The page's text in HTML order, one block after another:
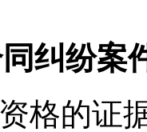
纷案
格的证